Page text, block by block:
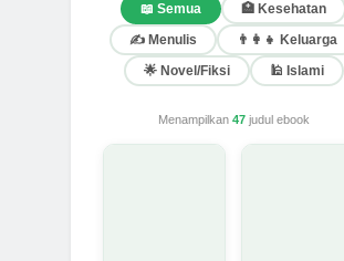
📖 Semua
🏥 Kesehatan
✍️ Menulis
👨‍👩‍👧 Keluarga
🌟 Novel/Fiksi
🕌 Islami
Menampilkan 47judul ebook